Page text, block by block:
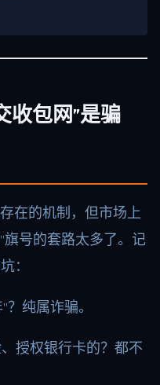
收包网”是骗
在的机制，但市场上
旗号的套路太多了。记
：
？纯属诈骗。
授权银行卡的？都不